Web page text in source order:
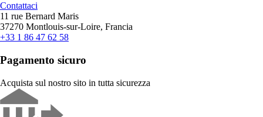
Contattaci
11 rue Bernard Maris
37270 Montlouis-sur-Loire, Francia
+33 1 86 47 62 58
Pagamento sicuro
Acquista sul nostro sito in tutta sicurezza